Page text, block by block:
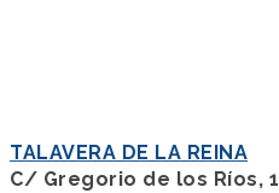
TALAVERA DE LA REINA
C/ Gregorio de los Ríos, 1